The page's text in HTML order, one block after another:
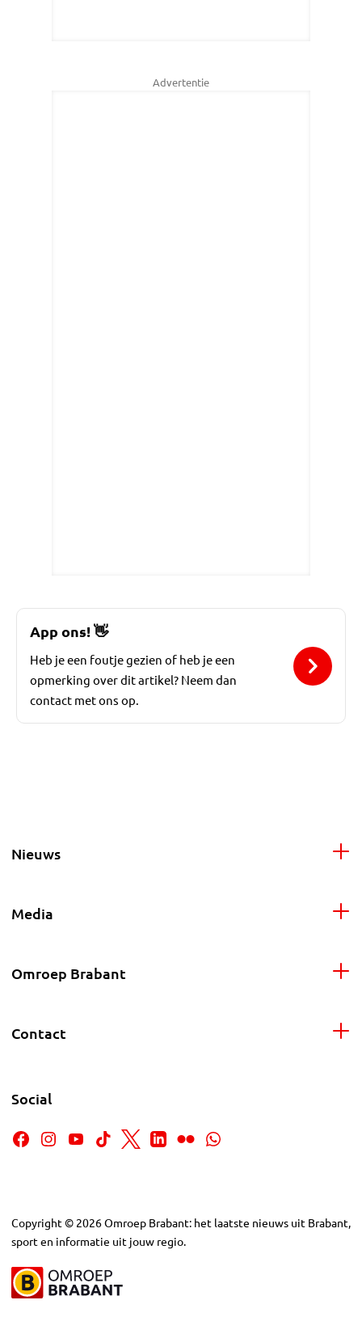
Advertentie
App ons!👋
Heb je een foutje gezien of heb je een
opmerking over dit artikel? Neem dan
contact met ons op.
Nieuws
Media
Omroep Brabant
Contact
Social
Copyright © 2026Omroep Brabant: het laatste nieuws uit Brabant,
sport en informatie uit jouw regio.